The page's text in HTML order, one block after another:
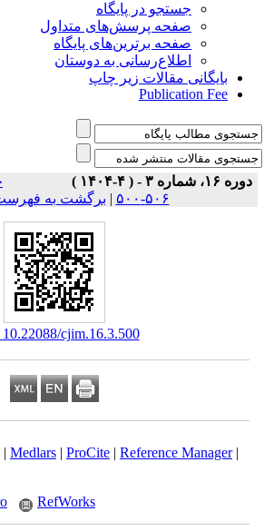
جستجو در پایگاه
صفحه پرسش‌های متداول
صفحه برترین‌های پایگاه
اطلاع‌رسانی به دوستان
بایگانی مقالات زیر چاپ
Publication Fee
دوره ۱۶، شماره ۳ - ( ۴-۱۴۰۴ )
۵۰۶-۵۰۰
|برگشت به فهرست
‎ 10.22088/cjim.16.3.500
|Medlars|ProCite|Reference Manager
RefWorks